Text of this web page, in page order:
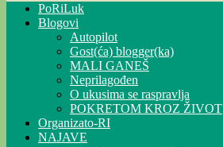
PoRiLuk
Blogovi
Autopilot
Gost(ća) blogger(ka)
MALI GANEŠ
Neprilagođen
O ukusima se raspravlja
POKRETOM KROZ ŽIVOT
Organizato-RI
NAJAVE